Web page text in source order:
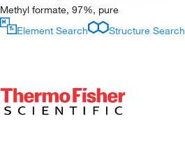
Methyl formate, 97%, pure
Element Search
Structure Search